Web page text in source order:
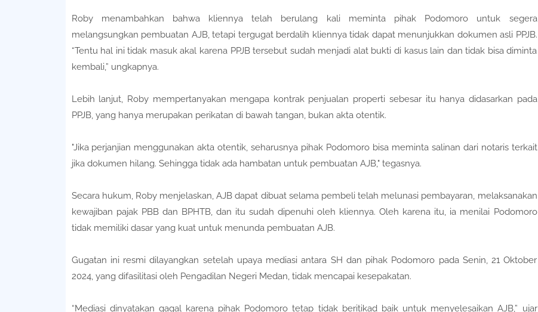
Roby menambahkan bahwa kliennya telah berulang kali meminta pihak Podomoro untuk segera
melangsungkan pembuatan AJB, tetapi tergugat berdalih kliennya tidak dapat menunjukkan dokumen asli PPJB.
“Tentu hal ini tidak masuk akal karena PPJB tersebut sudah menjadi alat bukti di kasus lain dan tidak bisa diminta
kembali,” ungkapnya.
Lebih lanjut, Roby mempertanyakan mengapa kontrak penjualan properti sebesar itu hanya didasarkan pada
PPJB, yang hanya merupakan perikatan di bawah tangan, bukan akta otentik.
"Jika perjanjian menggunakan akta otentik, seharusnya pihak Podomoro bisa meminta salinan dari notaris terkait
jika dokumen hilang. Sehingga tidak ada hambatan untuk pembuatan AJB," tegasnya.
Secara hukum, Roby menjelaskan, AJB dapat dibuat selama pembeli telah melunasi pembayaran, melaksanakan
kewajiban pajak PBB dan BPHTB, dan itu sudah dipenuhi oleh kliennya. Oleh karena itu, ia menilai Podomoro
tidak memiliki dasar yang kuat untuk menunda pembuatan AJB.
Gugatan ini resmi dilayangkan setelah upaya mediasi antara SH dan pihak Podomoro pada Senin, 21 Oktober
2024, yang difasilitasi oleh Pengadilan Negeri Medan, tidak mencapai kesepakatan.
“Mediasi dinyatakan gagal karena pihak Podomoro tetap tidak beritikad baik untuk menyelesaikan AJB,” ujar